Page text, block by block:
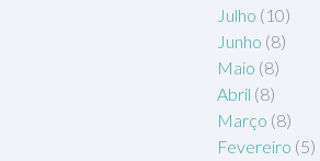
Julho (10)
Junho (8)
Maio (8)
Abril (8)
Março (8)
Fevereiro (5)